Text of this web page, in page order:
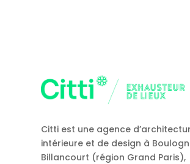
Citti est une agence
intérieure et de design à
Billancourt (région Grand Paris),